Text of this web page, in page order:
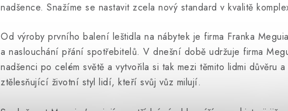
nadšence. Snažíme se nastavit zcela nový standard v kvalitě
Od výroby prvního balení leštidla na nábytek je firma Franka
a naslouchání přání spotřebitelů. V dnešní době udržuje firma
nadšenci po celém světě a vytvořila si tak mezi těmito lidmi důvěru
ztělesňující životní styl lidí, kteří svůj vůz milují.